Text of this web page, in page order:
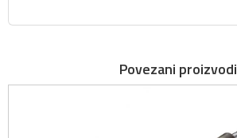
Povezani proizvodi